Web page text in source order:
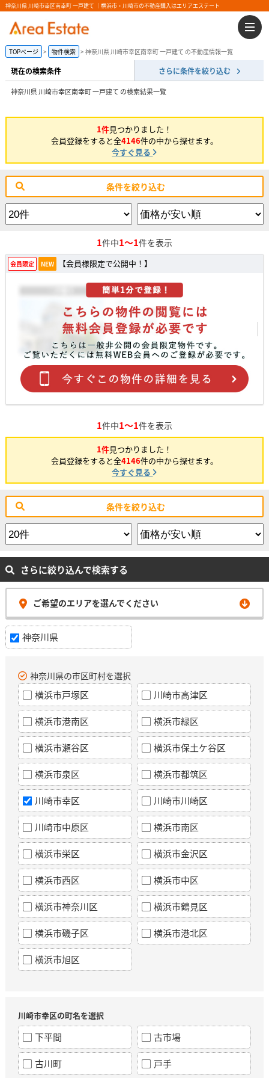
神奈川県 川崎市幸区南幸町 一戸建て ｜横浜市・川崎市の不動産購入はエリアエステート
TOPページ 物件検索 神奈川県 川崎市幸区南幸町 一戸建て の不動産情報一覧
現在の検索条件 さらに条件を絞り込む
神奈川県 川崎市幸区南幸町 一戸建て の検索結果一覧
1件見つかりました！
会員登録をすると全4146件の中から探せます。
今すぐ見る
条件を絞り込む
1件中1～1件を表示
会員限定 NEW 【会員様限定で公開中！】
1件中1～1件を表示
1件見つかりました！
会員登録をすると全4146件の中から探せます。
今すぐ見る
条件を絞り込む
さらに絞り込んで検索する
ご希望のエリアを選んでください
神奈川県
神奈川県の市区町村を選択
横浜市戸塚区 川崎市高津区
横浜市港南区 横浜市緑区
横浜市瀬谷区 横浜市保土ケ谷区
横浜市泉区 横浜市都筑区
川崎市幸区 川崎市川崎区
川崎市中原区 横浜市南区
横浜市栄区 横浜市金沢区
横浜市西区 横浜市中区
横浜市神奈川区 横浜市鶴見区
横浜市磯子区 横浜市港北区
横浜市旭区
川崎市幸区の町名を選択
下平間 古市場
古川町 戸手